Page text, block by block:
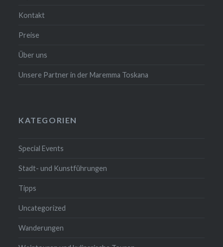
Kontakt
Preise
Über uns
Unsere Partner in der Maremma Toskana
KATEGORIEN
Special Events
Stadt- und Kunstführungen
Tipps
Uncategorized
Wanderungen